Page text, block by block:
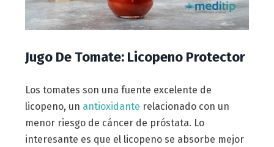
Jugo De Tomate: Licopeno Protector
Los tomates son una fuente excelente de
licopeno, un antioxidante relacionado con un
menor riesgo de cáncer de próstata. Lo
interesante es que el licopeno se absorbe mejor